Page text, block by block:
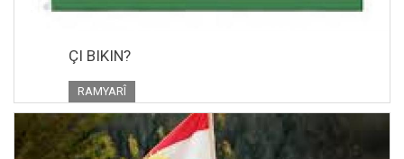
ÇI BIKIN?
RAMYARÎ